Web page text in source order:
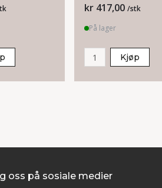
Pris
kr 417,00 /stk
På lager
Kjøp
oss på sosiale medier